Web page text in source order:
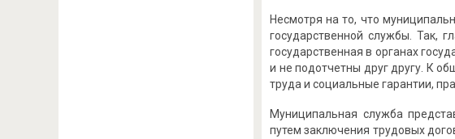
Несмотря на то, что
государственной службы. Так,
государственная в органах
и не подотчетны друг другу. К
труда и социальные гарантии,
Муниципальная служба
путем заключения трудовых